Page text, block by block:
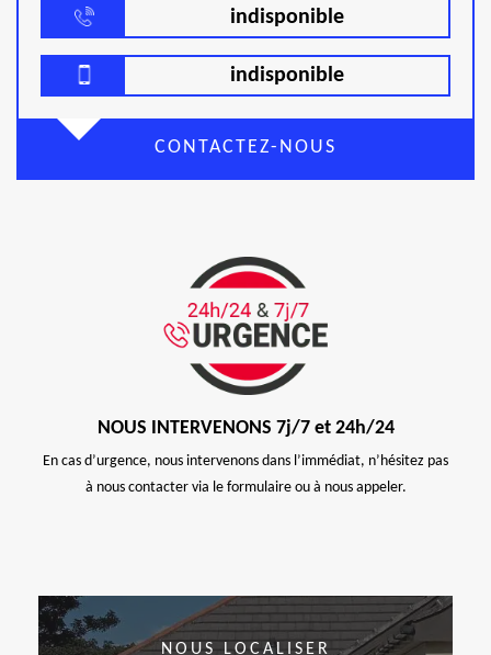
indisponible
indisponible
CONTACTEZ-NOUS
NOUS INTERVENONS 7j/7 et 24h/24
En cas d’urgence, nous intervenons dans l’immédiat, n’hésitez pas
à nous contacter via le formulaire ou à nous appeler.
NOUS LOCALISER